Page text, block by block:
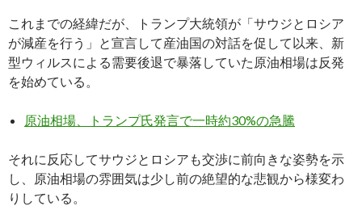
これまでの経緯だが、トランプ大統領が「サウジとロシア
が減産を行う」と宣言して産油国の対話を促して以来、新
型ウィルスによる需要後退で暴落していた原油相場は反発
を始めている。
原油相場、トランプ氏発言で一時約30%の急騰
それに反応してサウジとロシアも交渉に前向きな姿勢を示
し、原油相場の雰囲気は少し前の絶望的な悲観から様変わ
りしている。